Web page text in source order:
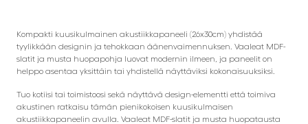
Kompakti kuusikulmainen akustiikkapaneeli (26x30cm) yhdistää
tyylikkään designin ja tehokkaan äänenvaimennuksen. Vaaleat MDF-
slatit ja musta huopapohja luovat modernin ilmeen, ja paneelit on
helppo asentaa yksittäin tai yhdistellä näyttäviksi kokonaisuuksiksi.
Tuo kotiisi tai toimistoosi sekä näyttävä design-elementti että toimiva
akustinen ratkaisu tämän pienikokoisen kuusikulmaisen
akustiikkapaneelin avulla. Vaaleat MDF-slatit ja musta huopatausta